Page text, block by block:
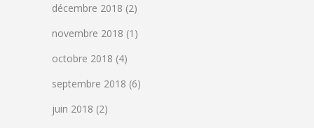
décembre 2018 (2)
novembre 2018 (1)
octobre 2018 (4)
septembre 2018 (6)
juin 2018 (2)